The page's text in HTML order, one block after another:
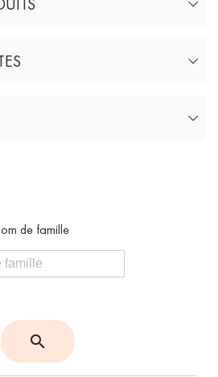
de famille
search